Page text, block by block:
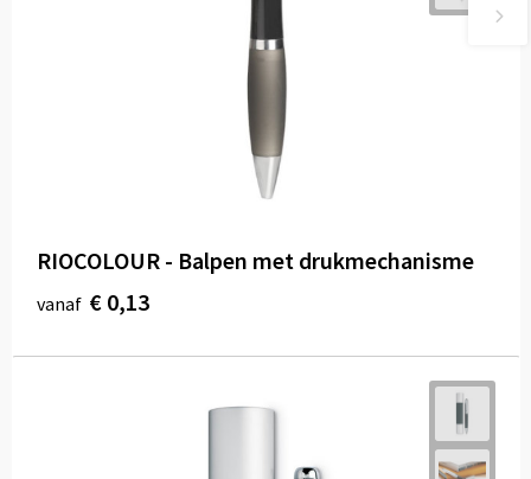
RIOCOLOUR - Balpen met drukmechanisme
vanaf € 0,13